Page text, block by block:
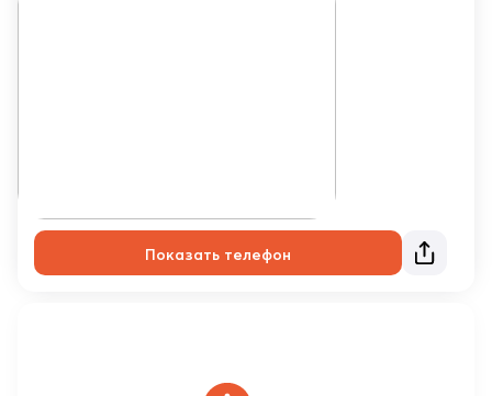
Показать телефон